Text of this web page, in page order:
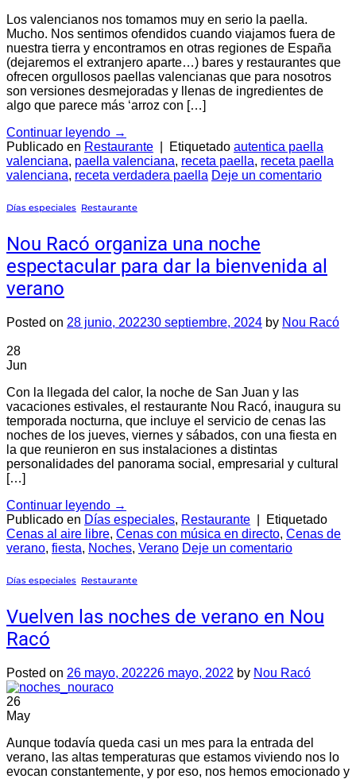
Los valencianos nos tomamos muy en serio la paella.
Mucho. Nos sentimos ofendidos cuando viajamos fuera de
nuestra tierra y encontramos en otras regiones de España
(dejaremos el extranjero aparte…) bares y restaurantes que
ofrecen orgullosos paellas valencianas que para nosotros
son versiones desmejoradas y llenas de ingredientes de
algo que parece más ‘arroz con […]
Continuar leyendo →
Publicado en Restaurante Etiquetado autentica paella
valenciana, paella valenciana, receta paella, receta paella
valenciana, receta verdadera paella Deje un comentario
Días especiales Restaurante
Nou Racó organiza una noche
espectacular para dar la bienvenida al
verano
Posted on 28 junio, 202230 septiembre, 2024 by Nou Racó
28
Jun
Con la llegada del calor, la noche de San Juan y las
vacaciones estivales, el restaurante Nou Racó, inaugura su
temporada nocturna, que incluye el servicio de cenas las
noches de los jueves, viernes y sábados, con una fiesta en
la que reunieron en sus instalaciones a distintas
personalidades del panorama social, empresarial y cultural
[…]
Continuar leyendo →
Publicado en Días especiales, Restaurante
Etiquetado
Cenas al aire libre, Cenas con música en directo, Cenas de
verano, fiesta, Noches, Verano Deje un comentario
Días especiales Restaurante
Vuelven las noches de verano en Nou
Racó
Posted on 26 mayo, 202226 mayo, 2022 by Nou Racó
26
May
Aunque todavía queda casi un mes para la entrada del
verano, las altas temperaturas que estamos viviendo nos lo
evocan constantemente, y por eso, nos hemos emocionado y